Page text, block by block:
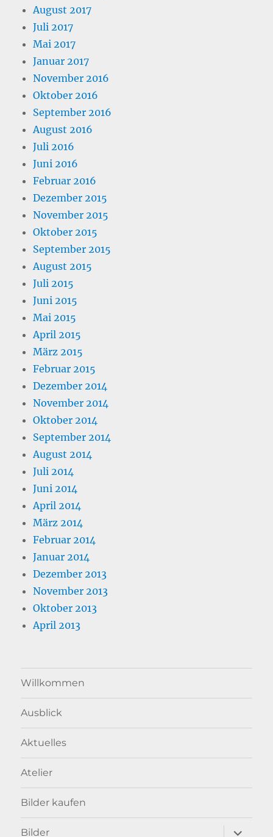
August 2017
Juli 2017
Mai 2017
Januar 2017
November 2016
Oktober 2016
September 2016
August 2016
Juli 2016
Juni 2016
Februar 2016
Dezember 2015
November 2015
Oktober 2015
September 2015
August 2015
Juli 2015
Juni 2015
Mai 2015
April 2015
März 2015
Februar 2015
Dezember 2014
November 2014
Oktober 2014
September 2014
August 2014
Juli 2014
Juni 2014
April 2014
März 2014
Februar 2014
Januar 2014
Dezember 2013
November 2013
Oktober 2013
April 2013
Willkommen
Ausblick
Aktuelles
Atelier
Bilder kaufen
Bilder